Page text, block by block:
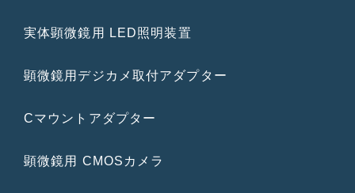
実体顕微鏡用 LED照明装置
顕微鏡用デジカメ取付アダプター
Cマウントアダプター
顕微鏡用 CMOSカメラ